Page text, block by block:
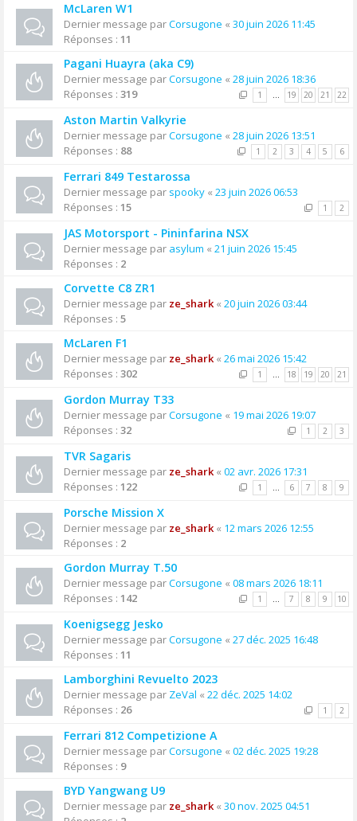
McLaren W1
Dernier message parCorsugone « 30 juin 2026 11:45
Réponses : 11
Pagani Huayra (aka C9)
Dernier message parCorsugone « 28 juin 2026 18:36
Réponses : 319 1 … 19 20 21 22
Aston Martin Valkyrie
Dernier message parCorsugone « 28 juin 2026 13:51
Réponses : 88 1 2 3 4 5 6
Ferrari 849 Testarossa
Dernier message par spooky « 23 juin 2026 06:53
Réponses : 15 1 2
JAS Motorsport - Pininfarina NSX
Dernier message par asylum « 21 juin 2026 15:45
Réponses : 2
Corvette C8 ZR1
Dernier message par ze_shark« 20 juin 2026 03:44
Réponses : 5
McLaren F1
Dernier message par ze_shark« 26 mai 2026 15:42
Réponses : 302 1 … 18 19 20 21
Gordon Murray T33
Dernier message parCorsugone « 19 mai 2026 19:07
Réponses : 32 1 2 3
TVR Sagaris
Dernier message par ze_shark« 02 avr. 2026 17:31
Réponses : 122 1 … 6 7 8 9
Porsche Mission X
Dernier message par ze_shark« 12 mars 2026 12:55
Réponses : 2
Gordon Murray T.50
Dernier message parCorsugone « 08 mars 2026 18:11
Réponses : 142 1 … 7 8 9 10
Koenigsegg Jesko
Dernier message parCorsugone « 27 déc. 2025 16:48
Réponses : 11
Lamborghini Revuelto 2023
Dernier message par ZeVal « 22 déc. 2025 14:02
Réponses : 26 1 2
Ferrari 812 Competizione A
Dernier message parCorsugone « 02 déc. 2025 19:28
Réponses : 9
BYD Yangwang U9
Dernier message par ze_shark« 30 nov. 2025 04:51